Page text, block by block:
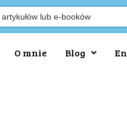
O mnie Blog